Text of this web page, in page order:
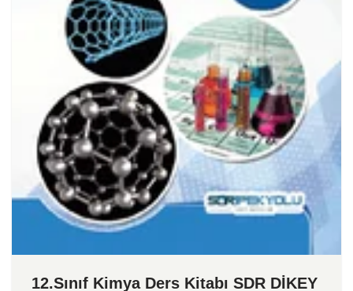
12.Sınıf Kimya Ders Kitabı SDR DİKEY